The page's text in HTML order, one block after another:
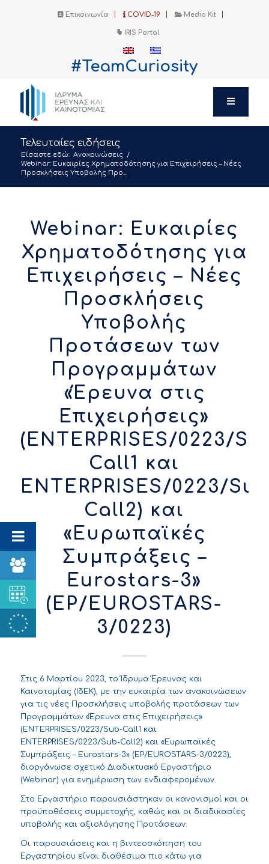
Επικοινωνία COVID-19 Media Kit
IRIS Portal
#TeamCuriosity
Τελευταίες ειδήσεις
Είσαστε εδώ: Ανακοινώσεις /
Webinar: Ευκαιρίες Χρηματοδότησης για Επιχειρήσεις – Νέες
Προσκλήσεις Υποβολής Προ...
Webinar: Ευκαιρίες
Χρηματοδότησης για
Επιχειρήσεις – Νέες
Προσκλήσεις
Υποβολής
Προτάσεων των
Προγραμμάτων
«Έρευνα στις
Επιχειρήσεις»
(ENTERPRISES/0223/
Call1 και
ENTERPRISES/0223/
Call2) και
«Ευρωπαϊκές
Συμπράξεις –
Eurostars-3»
(EP/EUROSTARS-
3/0223)
Στις 6 Μαρτίου 2023, το Ίδρυμα Έρευνας και
Καινοτομίας (ΙδΕΚ), με την ευκαιρία των ανακοινώσεων
για τις νέες Προσκλήσεις υποβολής προτάσεων των
Προγραμμάτων «Έρευνα στις Επιχειρήσεις»
(ENTERPRISES/0223/Sub-Call1 και
ENTERPRISES/0223/Sub-Call2) και «Ευρωπαϊκές
Συμπράξεις – Eurostars-3» (EP/EUROSTARS-3/0223),
διοργάνωσε σχετικό Διαδικτυακό Εργαστήριο
(Webinar) για ενημέρωση των ενδιαφερομένων.
Στο Εργαστήριο παρουσιάστηκαν οι κανονισμοί και οι
προϋποθέσεις συμμετοχής, καθώς και οι διαδικασίες
υποβολής και αξιολόγησης Προτάσεων.
Οι παρουσιάσεις και η βιντεοσκόπηση του
Εργαστηρίου είναι διαθέσιμα πιο κάτω για